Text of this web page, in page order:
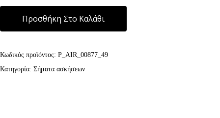
Προσθήκη Στο Καλάθι
Κωδικός προϊόντος: P_AIR_00877_49
Κατηγορία: Σήματα ασκήσεων